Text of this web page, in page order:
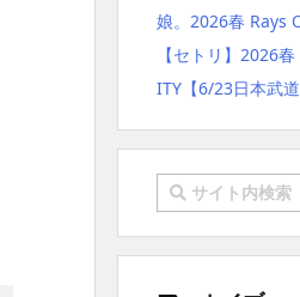
娘。2026春 Rays
【セトリ】2026
ITY【6/23日本武道